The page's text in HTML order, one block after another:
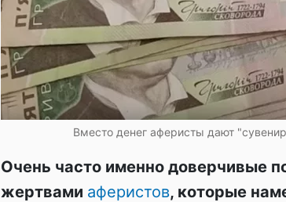
Вместо денег аферисты дают
Очень часто именно доверчивые
жертвами аферистов, которые